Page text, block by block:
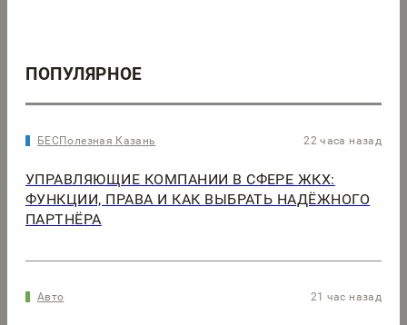
ПОПУЛЯРНОЕ
БЕСПолезная Казань 22 часа назад
УПРАВЛЯЮЩИЕ КОМПАНИИ В СФЕРЕ ЖКХ:
ФУНКЦИИ, ПРАВА И КАК ВЫБРАТЬ НАДЁЖНОГО
ПАРТНЁРА
Авто 21 час назад